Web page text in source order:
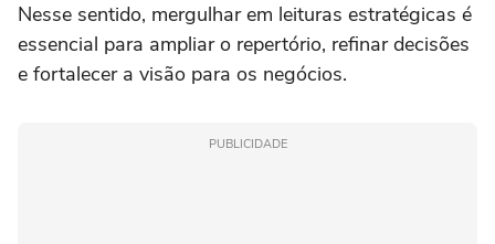
Nesse sentido, mergulhar em leituras estratégicas é
essencial para ampliar o repertório, refinar decisões
e fortalecer a visão para os negócios.
PUBLICIDADE